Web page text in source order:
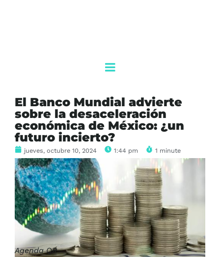
El Banco Mundial advierte
sobre la desaceleración
económica de México: ¿un
futuro incierto?
jueves, octubre 10, 2024 1:44 pm 1 minute
Agenda QR